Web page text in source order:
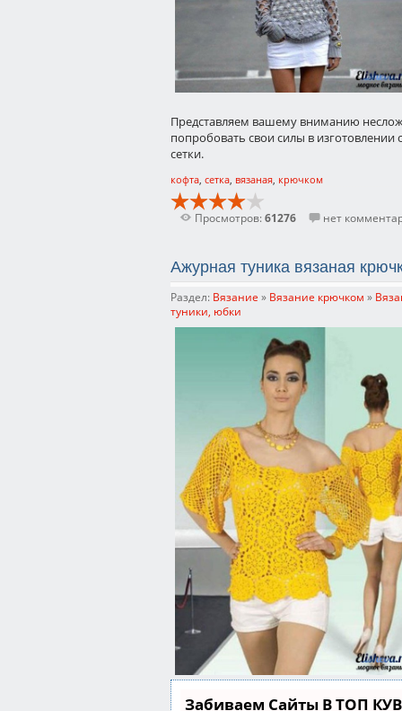
Представляем вашему вниманию
попробовать свои силы в
сетки.
кофта сетка вязаная крючком
Просмотров:61276 нет
Ажурная туника вязаная
Раздел: Вязание » Вязание крючком »
туники, юбки
Забиваем Сайты В ТОП